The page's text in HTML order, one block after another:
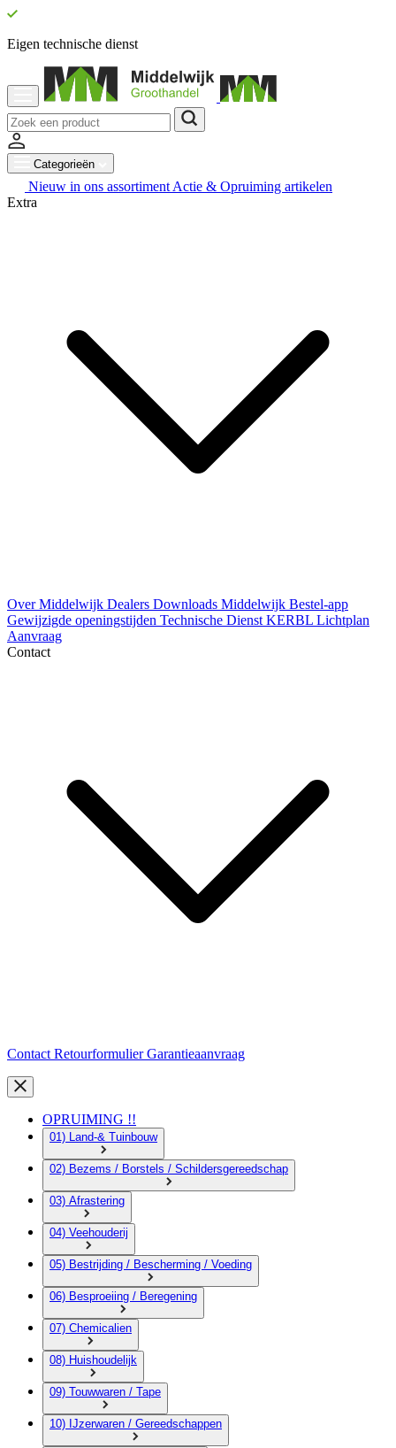
Eigen technische dienst
Categorieën
Nieuw in ons assortiment Actie & Opruiming artikelen
Extra
Over Middelwijk Dealers Downloads Middelwijk Bestel-app
Gewijzigde openingstijden Technische Dienst KERBL Lichtplan
Aanvraag
Contact
Contact RetourformulierGarantieaanvraag
OPRUIMING !!
01) Land-& Tuinbouw
02) Bezems / Borstels / Schildersgereedschap
03) Afrastering
04) Veehouderij
05) Bestrijding / Bescherming / Voeding
06) Besproeiing / Beregening
07) Chemicalien
08) Huishoudelijk
09) Touwwaren / Tape
10) IJzerwaren / Gereedschappen